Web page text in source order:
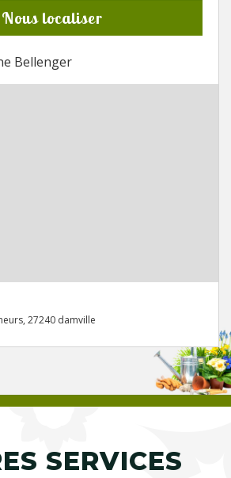
Nous localiser
Bellenger
27240 damville
SERVICES